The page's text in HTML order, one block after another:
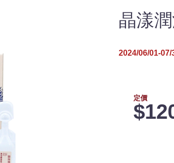
晶漾
2024/06/01-
定價